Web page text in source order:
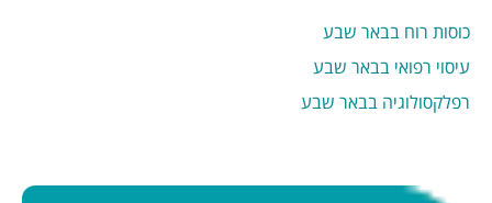
כוסות רוח בבאר שבע
עיסוי רפואי בבאר שבע
רפלקסולוגיה בבאר שבע